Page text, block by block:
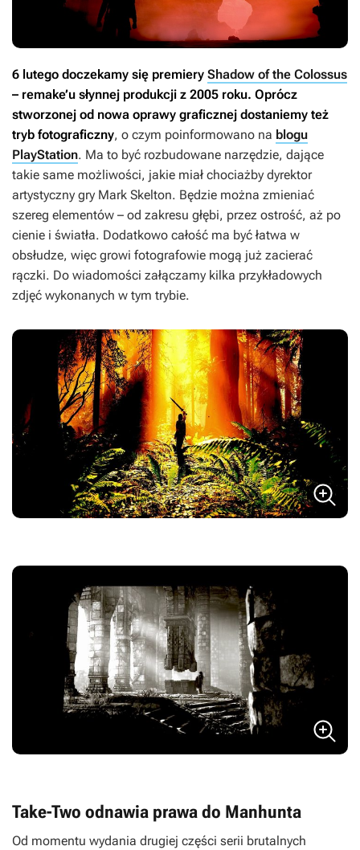
6 lutego doczekamy się premiery Shadow of the Colossus
– remake’u słynnej produkcji z 2005 roku. Oprócz
stworzonej od nowa oprawy graficznej dostaniemy też
tryb fotograficzny, o czym poinformowano na blogu
PlayStation. Ma to być rozbudowane narzędzie, dające
takie same możliwości, jakie miał chociażby dyrektor
artystyczny gry Mark Skelton. Będzie można zmieniać
szereg elementów – od zakresu głębi, przez ostrość, aż po
cienie i światła. Dodatkowo całość ma być łatwa w
obsłudze, więc growi fotografowie mogą już zacierać
rączki. Do wiadomości załączamy kilka przykładowych
zdjęć wykonanych w tym trybie.
Take-Two odnawia prawa do Manhunta
Od momentu wydania drugiej części serii brutalnych